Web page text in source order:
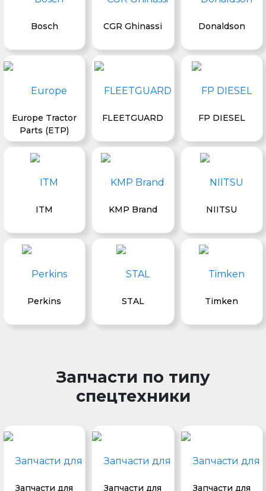
Bosch CGR Ghinassi Donaldson
Europe Tractor
Parts (ETP)
FLEETGUARD FP DIESEL
ITM KMP Brand NIITSU
Perkins STAL Timken
Запчасти по типу
спецтехники
Запчасти для
Запчасти для
Запчасти для